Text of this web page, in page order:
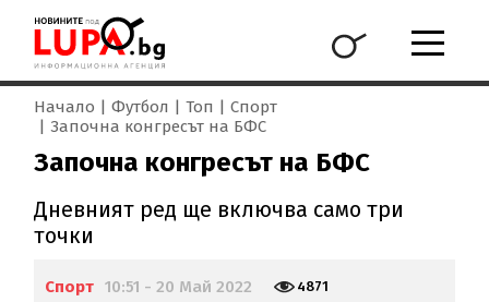
Начало Футбол Топ
Спорт
Започна конгресът на БФС
Започна конгресът на БФС
Дневният ред ще включва само три
точки
Спорт 10:51 - 20 Май 2022 4871